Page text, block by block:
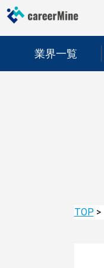
業界一覧
TOP>